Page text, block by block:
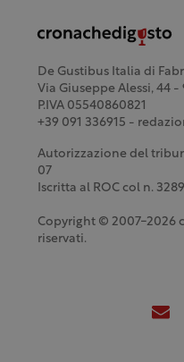
De Gustibus Italia di
Via Giuseppe Alessi, 44 -
P.IVA 05540860821
+39 091 336915 -
Autorizzazione del
07
Iscritta al ROC col n.
Copyright © 2007-2026
riservati.